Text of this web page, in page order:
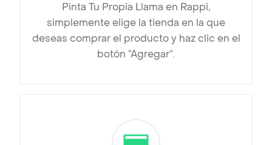
Pinta Tu Propia Llama en Rappi,
simplemente elige la tienda en la que
deseas comprar el producto y haz clic en el
botón “Agregar”.